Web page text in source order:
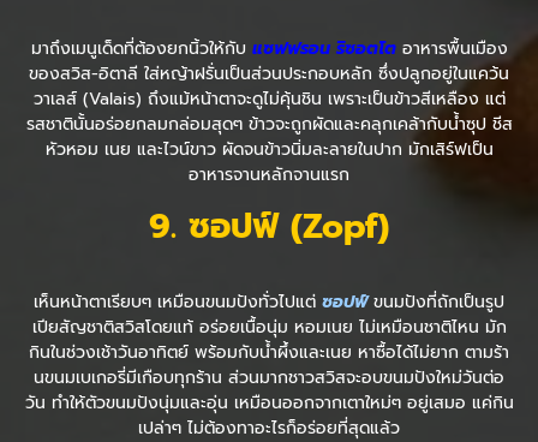
มาถึงเมนูเด็ดที่ต้องยกนิ้วให้กับ แซฟฟรอน ริซอตโตอาหารพื้นเมือง
ของสวิส-อิตาลี ใส่หญ้าฝรั่นเป็นส่วนประกอบหลัก ซึ่งปลูกอยู่ในแคว้น
วาเลส์ (Valais) ถึงแม้หน้าตาจะดูไม่คุ้นชิน เพราะเป็นข้าวสีเหลือง แต่
รสชาตินั้นอร่อยกลมกล่อมสุดๆ ข้าวจะถูกผัดและคลุกเคล้ากับน้ำซุป ชีส
หัวหอม เนย และไวน์ขาว ผัดจนข้าวนิ่มละลายในปาก มักเสิร์ฟเป็น
อาหารจานหลักจานแรก
9. ซอปฟ์ (Zopf)
เห็นหน้าตาเรียบๆ เหมือนขนมปังทั่วไปแต่ ซอปฟ์ขนมปังที่ถักเป็นรูป
เปียสัญชาติสวิสโดยแท้ อร่อยเนื้อนุ่ม หอมเนย ไม่เหมือนชาติไหน มัก
กินในช่วงเช้าวันอาทิตย์ พร้อมกับน้ำผึ้งและเนย หาซื้อได้ไม่ยาก ตามร้า
นขนมเบเกอรี่มีเกือบทุกร้าน ส่วนมากชาวสวิสจะอบขนมปังใหม่วันต่อ
วัน ทำให้ตัวขนมปังนุ่มและอุ่น เหมือนออกจากเตาใหม่ๆ อยู่เสมอ แค่กิน
เปล่าๆ ไม่ต้องทาอะไรก็อร่อยที่สุดแล้ว